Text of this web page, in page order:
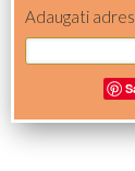
Adaugati